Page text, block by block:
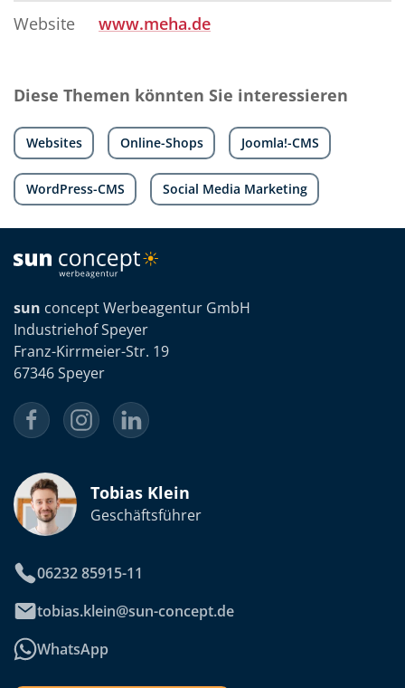
Website www.meha.de
Diese Themen könnten Sie interessieren
Websites Online-Shops Joomla!-CMS
WordPress-CMS Social Media Marketing
sun concept Werbeagentur GmbH
Industriehof Speyer
Franz-Kirrmeier-Str. 19
67346 Speyer
Tobias Klein
Geschäftsführer
06232 85915-11
tobias.klein@sun-concept.de
WhatsApp